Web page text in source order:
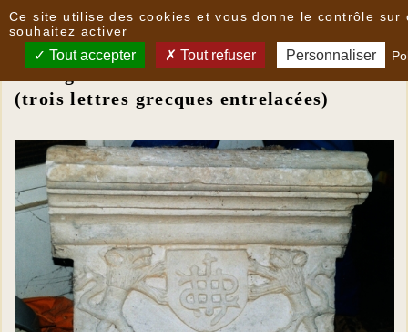
Des linteaux parlants insolites
Monogramme IHS
(trois lettres grecques entrelacées)
Ce site utilise des cookies et vous donne le contrôle sur
souhaitez activer
Tout accepter Tout refuser Personnaliser